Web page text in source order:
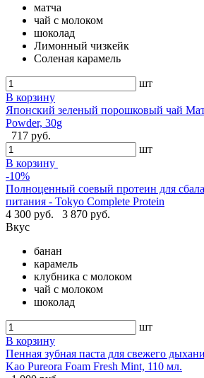
матча
чай с молоком
шоколад
Лимонный чизкейк
Соленая карамель
шт
В корзину
Японский зеленый порошковый чай
Powder, 30g
717 руб.
шт
В корзину
-10%
Полноценный соевый протеин для
питания - Tokyo Complete Protein
4 300 руб.
3 870 руб.
Вкус
банан
карамель
клубника с молоком
чай с молоком
шоколад
шт
В корзину
Пенная зубная паста для свежего
Kao Pureora Foam Fresh Mint, 110 мл.